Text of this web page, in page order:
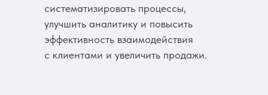
систематизировать процессы,
улучшить аналитику и повысить
эффективность взаимодействия
с клиентами и увеличить продажи.